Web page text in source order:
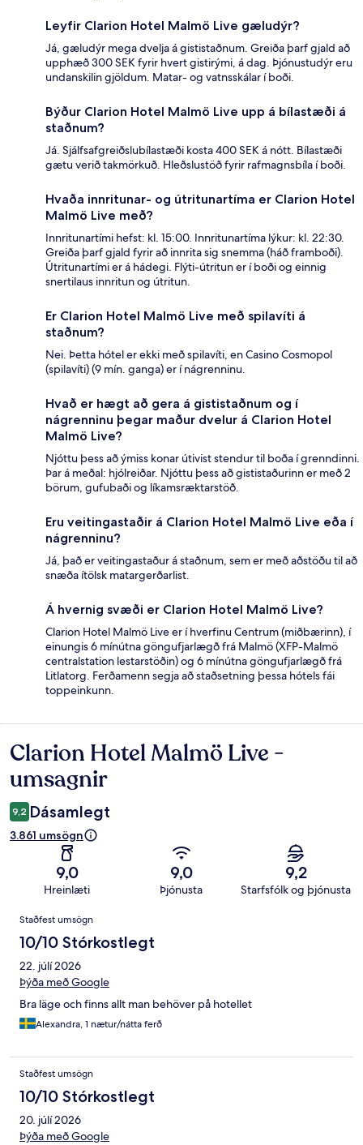
Leyfir Clarion Hotel Malmö Live gæludýr?
Já, gæludýr mega dvelja á gististaðnum. Greiða þarf gjald að
upphæð 300 SEK fyrir hvert gistirými, á dag. Þjónustudýr eru
undanskilin gjöldum. Matar- og vatnsskálar í boði.
Býður Clarion Hotel Malmö Live upp á bílastæði á
staðnum?
Já. Sjálfsafgreiðslubílastæði kosta 400 SEK á nótt. Bílastæði
gætu verið takmörkuð. Hleðslustöð fyrir rafmagnsbíla í boði.
Hvaða innritunar- og útritunartíma er Clarion Hotel
Malmö Live með?
Innritunartími hefst: kl. 15:00. Innritunartíma lýkur: kl. 22:30.
Greiða þarf gjald fyrir að innrita sig snemma (háð framboði).
Útritunartími er á hádegi. Flýti-útritun er í boði og einnig
snertilaus innritun og útritun.
Er Clarion Hotel Malmö Live með spilavíti á
staðnum?
Nei. Þetta hótel er ekki með spilavíti, en Casino Cosmopol
(spilavíti) (9 mín. ganga) er í nágrenninu.
Hvað er hægt að gera á gististaðnum og í
nágrenninu þegar maður dvelur á Clarion Hotel
Malmö Live?
Njóttu þess að ýmiss konar útivist stendur til boða í grenndinni.
Þar á meðal: hjólreiðar. Njóttu þess að gististaðurinn er með 2
börum, gufubaði og líkamsræktarstöð.
Eru veitingastaðir á Clarion Hotel Malmö Live eða í
nágrenninu?
Já, það er veitingastaður á staðnum, sem er með aðstöðu til að
snæða ítölsk matargerðarlist.
Á hvernig svæði er Clarion Hotel Malmö Live?
Clarion Hotel Malmö Live er í hverfinu Centrum (miðbærinn), í
einungis 6 mínútna göngufjarlægð frá Malmö (XFP-Malmö
centralstation lestarstöðin) og 6 mínútna göngufjarlægð frá
Litlatorg. Ferðamenn segja að staðsetning þessa hótels fái
toppeinkunn.
Umsagnir
Clarion Hotel Malmö Live -
umsagnir
9,2 Dásamlegt
3.861 umsögn
9,0
Hreinlæti
9,0
Þjónusta
9,2
Starfsfólk og þjónusta
Umsagnir
Staðfest umsögn
10/10 Stórkostlegt
22. júlí 2026
Þýða með Google
Bra läge och finns allt man behöver på hotellet
Alexandra, 1 nætur/nátta ferð
Staðfest umsögn
10/10 Stórkostlegt
20. júlí 2026
Þýða með Google